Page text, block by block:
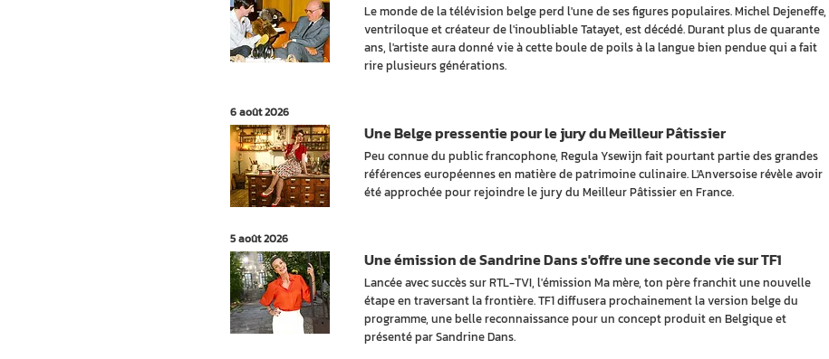
Le monde de la télévision belge perd l'une de ses figures populaires. Michel Dejeneffe,
ventriloque et créateur de l'inoubliable Tatayet, est décédé. Durant plus de quarante
ans, l'artiste aura donné vie à cette boule de poils à la langue bien pendue qui a fait
rire plusieurs générations.
6 août 2026
Peu connue du public francophone, Regula Ysewijn fait pourtant partie des grandes
références européennes en matière de patrimoine culinaire. L'Anversoise révèle avoir
été approchée pour rejoindre le jury du Meilleur Pâtissier en France.
Une Belge pressentie pour le jury du Meilleur Pâtissier
5 août 2026
Lancée avec succès sur RTL-TVI, l'émission Ma mère, ton père franchit une nouvelle
étape en traversant la frontière. TF1 diffusera prochainement la version belge du
programme, une belle reconnaissance pour un concept produit en Belgique et
présenté par Sandrine Dans.
Une émission de Sandrine Dans s'offre une seconde vie sur TF1